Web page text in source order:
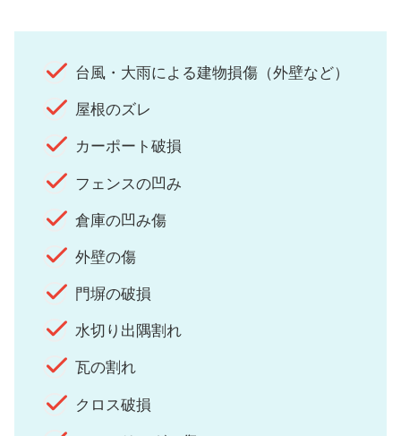
台風・大雨による建物損傷（外壁など）
屋根のズレ
カーポート破損
フェンスの凹み
倉庫の凹み傷
外壁の傷
門塀の破損
水切り出隅割れ
瓦の割れ
クロス破損